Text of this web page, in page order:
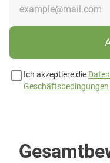
Ich akzeptiere die
Geschäftsbedingungen